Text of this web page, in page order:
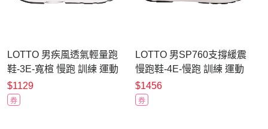
LOTTO 男疾風透氣輕量跑
鞋-3E-寬楦 慢跑 訓練 運動
戶外 反光 LT6AMR6550 黑
白螢光黃
$1129
券
LOTTO 男SP760支撐緩震
慢跑鞋-4E-慢跑 訓練 運動
戶外 反光 超寬楦
LT6AMR6468 深灰黑金
$1456
券